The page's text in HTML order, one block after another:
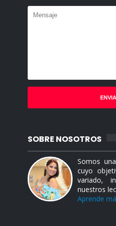
SOBRE NOSOTROS
Somos
cuyo
variado,
nuestros
Aprende